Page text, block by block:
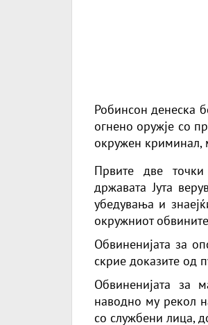
Робинсон денеска
огнено оружје со
окружен криминал,
Првите две
државата Јута
убедувања и
окружниот
Обвиненијата за
скрие доказите од
Обвиненијата за
наводно му рекол
со службени лица,